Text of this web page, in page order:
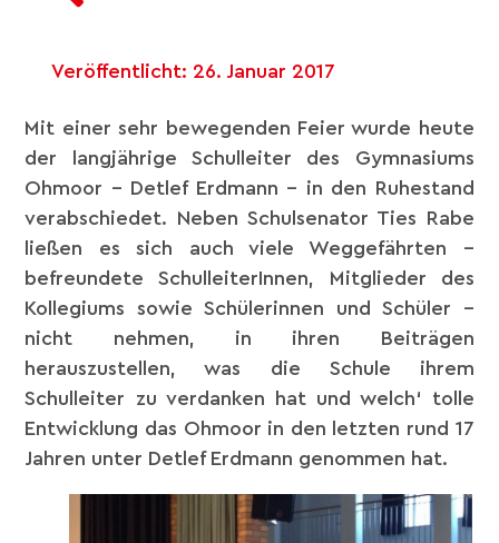
Veröffentlicht: 26. Januar 2017
Mit einer sehr bewegenden Feier wurde heute
der langjährige Schulleiter des Gymnasiums
Ohmoor – Detlef Erdmann – in den Ruhestand
verabschiedet. Neben Schulsenator Ties Rabe
ließen es sich auch viele Weggefährten –
befreundete SchulleiterInnen, Mitglieder des
Kollegiums sowie Schülerinnen und Schüler –
nicht nehmen, in ihren Beiträgen
herauszustellen, was die Schule ihrem
Schulleiter zu verdanken hat und welch‘ tolle
Entwicklung das Ohmoor in den letzten rund 17
Jahren unter Detlef Erdmann genommen hat.